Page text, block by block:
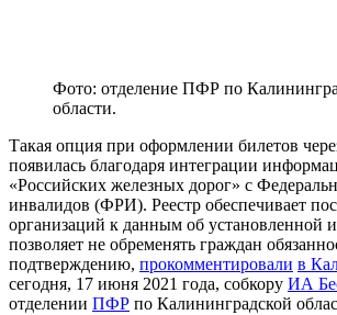
Фото: отделение ПФР по
области.
Такая опция при оформлении билетов
появилась благодаря интеграции
«Российских железных дорог» с
инвалидов (ФРИ). Реестр обеспечивает
организаций к данным об установленной
позволяет не обременять граждан
подтверждению, прокомментировали в
сегодня, 17 июня 2021 года, собкору ИА
отделении ПФР по Калининградской